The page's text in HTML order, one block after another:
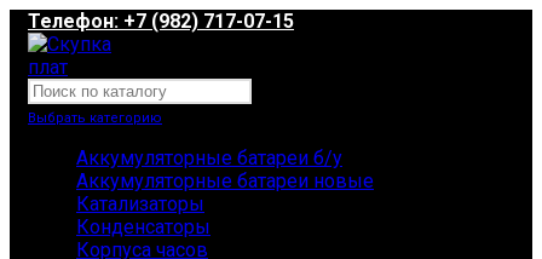
Телефон: +7 (982) 717-07-15
Выбрать категорию
Аккумуляторные батареи б/у
Аккумуляторные батареи новые
Катализаторы
Конденсаторы
Корпуса часов